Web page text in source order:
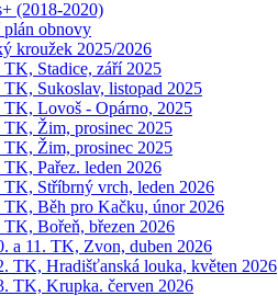
(2018-2020)
obnovy
kroužek 2025/2026
TK, Stadice, září 2025
TK, Sukoslav, listopad 2025
TK, Lovoš - Opárno, 2025
TK, Žim, prosinec 2025
TK, Žim, prosinec 2025
TK, Pařez. leden 2026
TK, Stříbrný vrch, leden 2026
TK, Běh pro Kačku, únor 2026
TK, Bořeň, březen 2026
a 11. TK, Zvon, duben 2026
TK, Hradišťanská louka, květen 2026
TK, Krupka. červen 2026